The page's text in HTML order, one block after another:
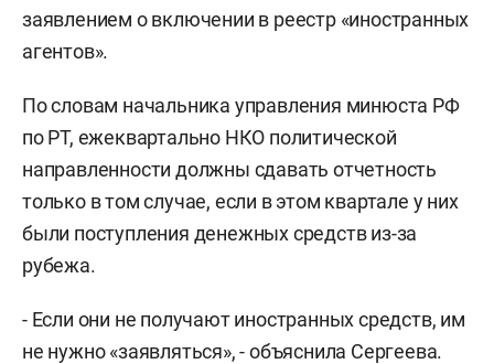
заявлением о включении в реестр «иностранных
агентов».
По словам начальника управления минюста РФ
по РТ, ежеквартально НКО политической
направленности должны сдавать отчетность
только в том случае, если в этом квартале у них
были поступления денежных средств из-за
рубежа.
- Если они не получают иностранных средств, им
не нужно «заявляться», - объяснила Сергеева.